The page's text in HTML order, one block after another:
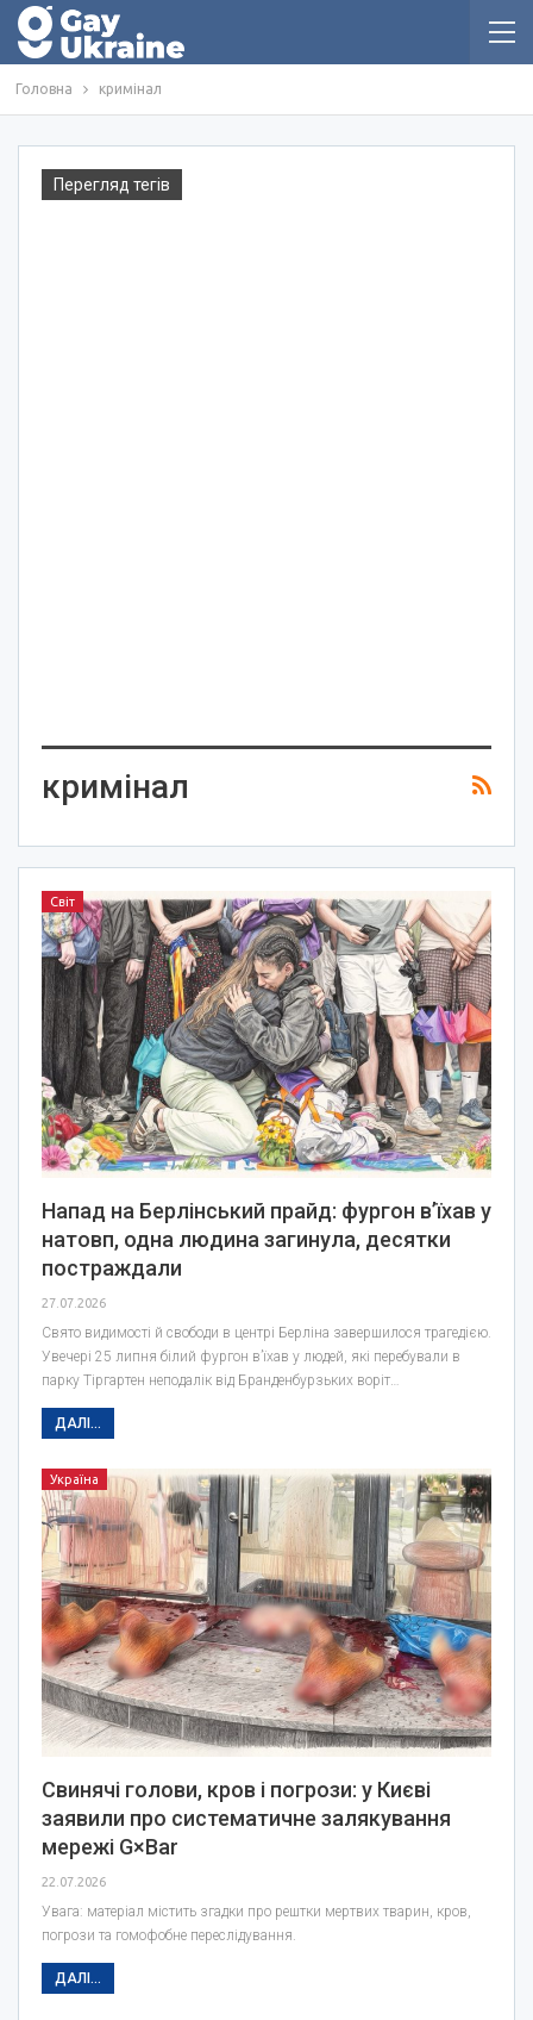
Головна кримінал
Перегляд тегів
кримінал
Світ
Напад на Берлінський прайд: фургон в’їхав у
натовп, одна людина загинула, десятки
постраждали
27.07.2026
Свято видимості й свободи в центрі Берліна завершилося трагедією.
Увечері 25 липня білий фургон в’їхав у людей, які перебували в
парку Тіргартен неподалік від Бранденбурзьких воріт…
ДАЛІ...
Україна
Свинячі голови, кров і погрози: у Києві
заявили про систематичне залякування
мережі G×Bar
22.07.2026
Увага: матеріал містить згадки про рештки мертвих тварин, кров,
погрози та гомофобне переслідування.
ДАЛІ...